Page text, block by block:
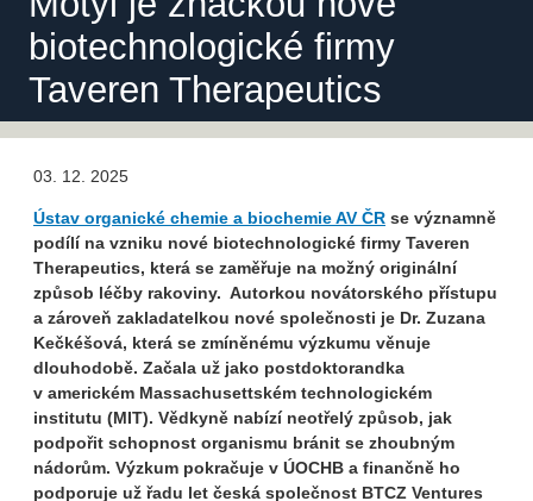
biotechnologické firmy
Taveren Therapeutics
03. 12. 2025
Ústav organické chemie a biochemie AV ČR se významně
podílí na vzniku nové biotechnologické firmy Taveren
Therapeutics, která se zaměřuje na možný originální
způsob léčby rakoviny. Autorkou novátorského přístupu
a zároveň zakladatelkou nové společnosti je Dr. Zuzana
Kečkéšová, která se zmíněnému výzkumu věnuje
dlouhodobě. Začala už jako postdoktorandka
v americkém Massachusettském technologickém
institutu (MIT). Vědkyně nabízí neotřelý způsob, jak
podpořit schopnost organismu bránit se zhoubným
nádorům. Výzkum pokračuje v ÚOCHB a finančně ho
podporuje už řadu let česká společnost BTCZ Ventures